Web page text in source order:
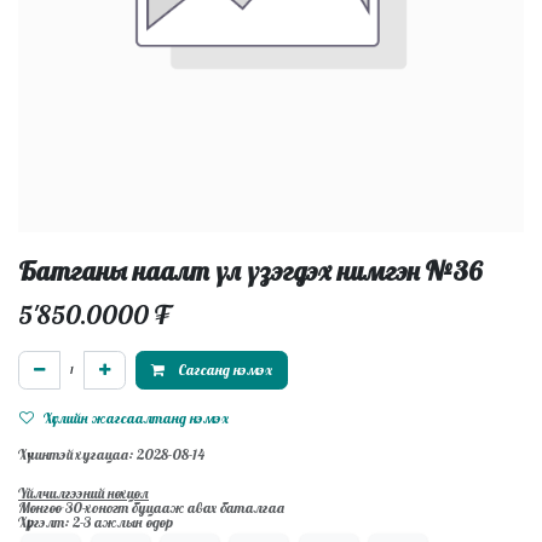
Батганы наалт үл үзэгдэх нимгэн №36
5'850.0000₮
Сагсанд нэмэх
Хүслийн жагсаалтанд нэмэх
Хүчинтэй хугацаа: 2028-08-14
Үйлчилгээний нөхцөл
Мөнгөө 30-хоногт буцааж авах баталгаа
Хүргэлт: 2-3 ажлын өдөр